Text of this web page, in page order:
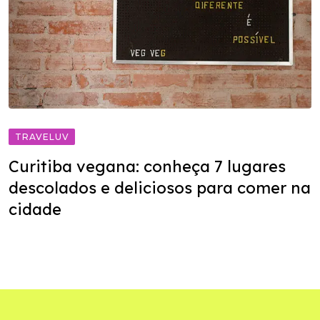
TRAVELUV
Curitiba vegana: conheça 7 lugares
descolados e deliciosos para comer na
cidade